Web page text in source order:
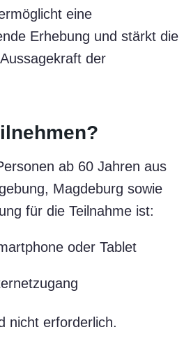
eine
Erhebung und stärkt die
der
ab 60 Jahren aus
Magdeburg sowie
für die Teilnahme ist:
oder Tablet
nicht erforderlich.